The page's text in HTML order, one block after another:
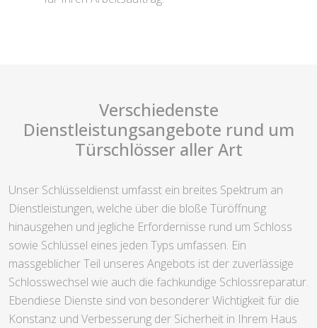
Verschiedenste
Dienstleistungsangebote rund um
Türschlösser aller Art
Unser Schlüsseldienst umfasst ein breites Spektrum an
Dienstleistungen, welche über die bloße Türöffnung
hinausgehen und jegliche Erfordernisse rund um Schloss
sowie Schlüssel eines jeden Typs umfassen. Ein
massgeblicher Teil unseres Angebots ist der zuverlässige
Schlosswechsel wie auch die fachkundige Schlossreparatur.
Ebendiese Dienste sind von besonderer Wichtigkeit für die
Konstanz und Verbesserung der Sicherheit in Ihrem Haus